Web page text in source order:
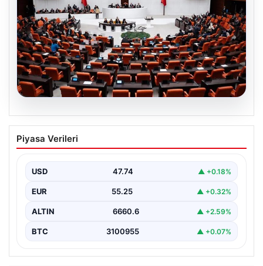
09.08.2026
Terörsüz Türkiye Yasa Teklifi Yasama
Sürecinde Öne Çıkıyor
toplumsal bütünleşmeyi güçlendirmeyi amaçlayan yeni
yasa tasarısı…
Piyasa Verileri
USD 47.74 ▲ +0.18%
EUR 55.25 ▲ +0.32%
ALTIN 6660.6 ▲ +2.59%
BTC 3100955 ▲ +0.07%